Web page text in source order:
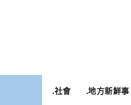
.社會 .地方新鮮事